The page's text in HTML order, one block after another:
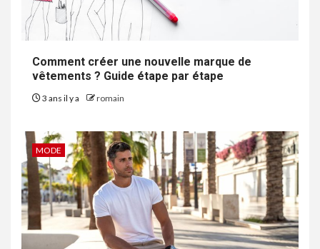
Comment créer une nouvelle marque de
vêtements ? Guide étape par étape
3 ans il y a romain
MODE